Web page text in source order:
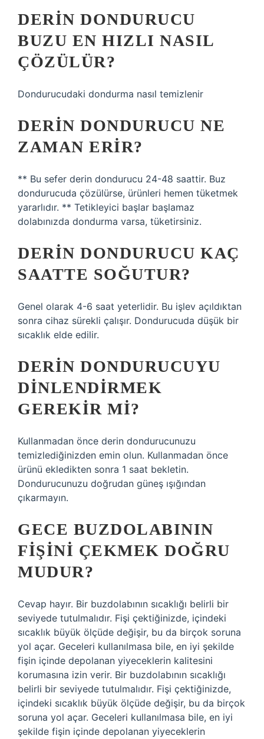
DERIN DONDURUCU
BUZU EN HIZLI NASIL
ÇÖZÜLÜR?
Dondurucudaki dondurma nasıl temizlenir
DERIN DONDURUCU NE
ZAMAN ERIR?
** Bu sefer derin dondurucu 24-48 saattir. Buz
dondurucuda çözülürse, ürünleri hemen tüketmek
yararlıdır. ** Tetikleyici başlar başlamaz
dolabınızda dondurma varsa, tüketirsiniz.
DERIN DONDURUCU KAÇ
SAATTE SOĞUTUR?
Genel olarak 4-6 saat yeterlidir. Bu işlev açıldıktan
sonra cihaz sürekli çalışır. Dondurucuda düşük bir
sıcaklık elde edilir.
DERIN DONDURUCUYU
DINLENDIRMEK
GEREKIR MI?
Kullanmadan önce derin dondurucunuzu
temizlediğinizden emin olun. Kullanmadan önce
ürünü ekledikten sonra 1 saat bekletin.
Dondurucunuzu doğrudan güneş ışığından
çıkarmayın.
GECE BUZDOLABININ
FIŞINI ÇEKMEK DOĞRU
MUDUR?
Cevap hayır. Bir buzdolabının sıcaklığı belirli bir
seviyede tutulmalıdır. Fişi çektiğinizde, içindeki
sıcaklık büyük ölçüde değişir, bu da birçok soruna
yol açar. Geceleri kullanılmasa bile, en iyi şekilde
fişin içinde depolanan yiyeceklerin kalitesini
korumasına izin verir. Bir buzdolabının sıcaklığı
belirli bir seviyede tutulmalıdır. Fişi çektiğinizde,
içindeki sıcaklık büyük ölçüde değişir, bu da birçok
soruna yol açar. Geceleri kullanılmasa bile, en iyi
şekilde fişin içinde depolanan yiyeceklerin